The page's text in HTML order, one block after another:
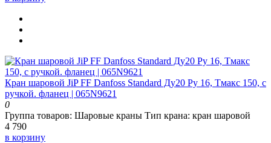
Кран шаровой JiP FF Danfoss Standard Ду20 Ру 16, Тмакс 150, с
ручкой. фланец | 065N9621
0
Группа товаров: Шаровые краны Тип крана: кран шаровой
4 790
в корзину